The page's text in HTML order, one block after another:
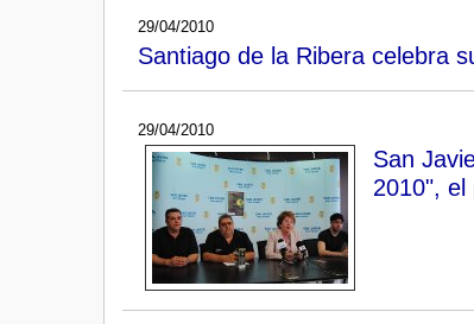
29/04/2010
Santiago de la Ribera celebra
29/04/2010
San
2010", el